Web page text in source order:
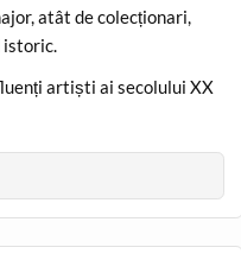
atât de colecționari,
istoric.
artiști ai secolului XX